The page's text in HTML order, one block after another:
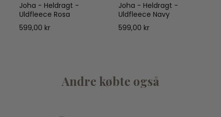
Joha - Heldragt -
Uldfleece Rosa
599,00 kr
Joha - Heldragt -
Uldfleece Navy
599,00 kr
Andre købte også